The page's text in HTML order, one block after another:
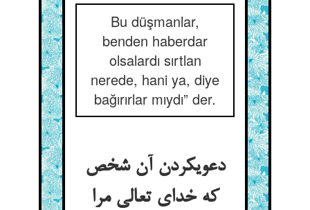
Bu düşmanlar,
benden haberdar
olsalardı sırtlan
nerede, hani ya, diye
bağırırlar mıydı” der.
دعوی‏کردن آن شخص
که خدای تعالی مرا